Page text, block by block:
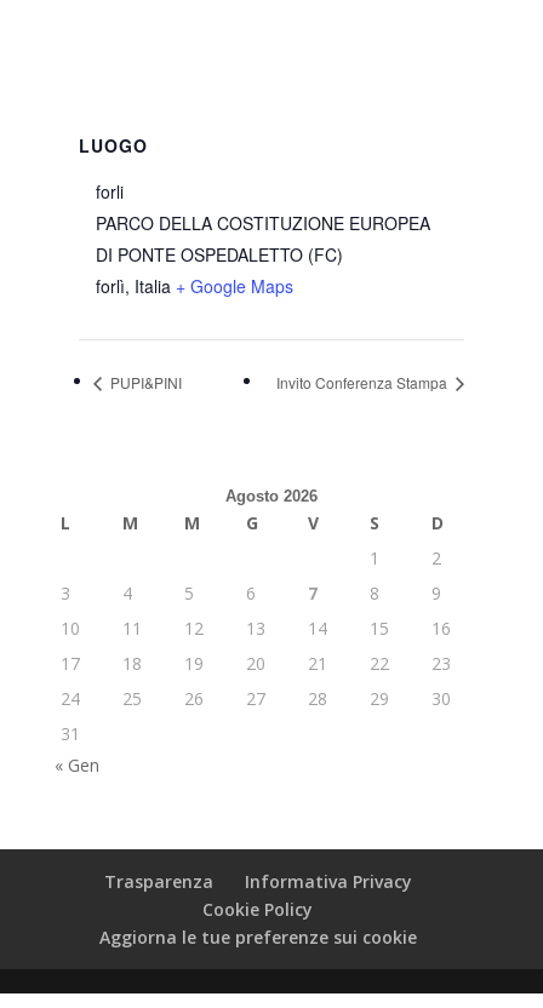
LUOGO
forli
PARCO DELLA COSTITUZIONE EUROPEA
DI PONTE OSPEDALETTO (FC)
forlì, Italia + Google Maps
PUPI&PINI Invito Conferenza Stampa
Agosto 2026
L M M G V S
D
1
2
3
4 5 6 7 8
9
10
11 12 13 14 15
16
17
18 19 20 21 22
23
24
25 26 27 28 29
30
31
« Gen
Trasparenza
Informativa Privacy
Cookie Policy
Aggiorna le tue preferenze sui cookie